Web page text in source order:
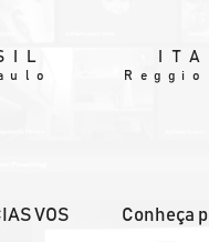
VOS Conheça